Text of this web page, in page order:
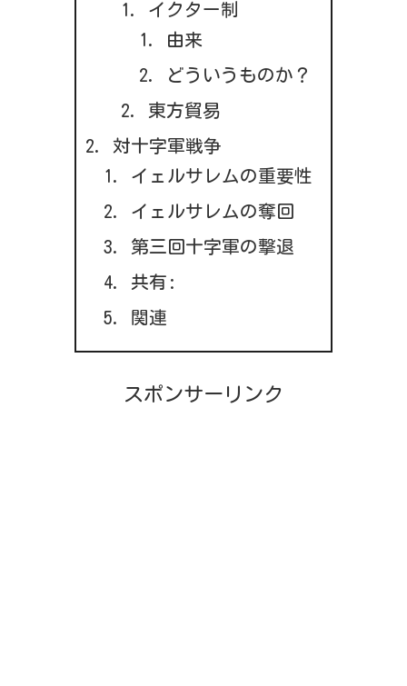
イクター制
由来
どういうものか？
東方貿易
対十字軍戦争
イェルサレムの重要性
イェルサレムの奪回
第三回十字軍の撃退
共有:
関連
スポンサーリンク